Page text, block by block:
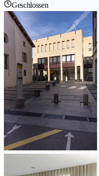
Geschlossen